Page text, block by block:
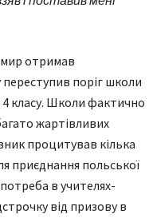
отримав
поріг школи
класу. Школи фактично
жартівливих
процитував кілька
приєднання польської
в учителях-
від призову в